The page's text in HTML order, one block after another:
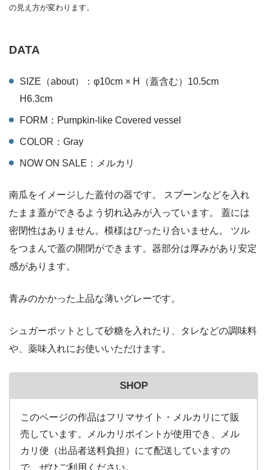
の見え方が変わります。
DATA
SIZE（about）：φ10cm × H（蓋含む）10.5cm
H6.3cm
FORM：Pumpkin-like Covered vessel
COLOR：Gray
NOW ON SALE：メルカリ
南瓜をイメージした蓋付の器です。 スプーンなどを入れ
たまま蓋ができるよう切れ込みが入っています。 蓋には
密閉性はありません。模様はぴったり合いません。 ツル
をつまんで蓋の開閉ができます。器部分は厚みがあり安定
感があります。
青みのかかった上品な薄いグレーです。
シュガーポットとして砂糖を入れたり、タレなどの調味料
や、薬味入れにお使いいただけます。
SHOP
このページの作品はフリマサイト・メルカリにて販
売しています。メルカリポイントが使用でき、メル
カリ便（出品者送料負担）にて配送していますの
で、ぜひご利用ください。